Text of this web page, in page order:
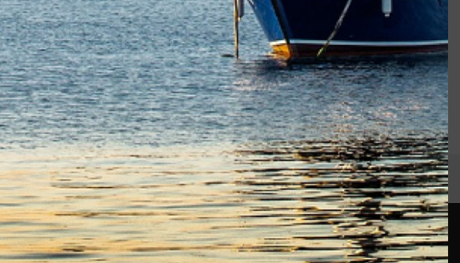
Squareline 8 torons-
Epissures
21,54 €
Manille Lyre Inox HR
28,15 €33,12 €
MXLEVO poulie textile
45,00 €
Avis (0)
avis n'a été publié pour le moment.
sécurisé
Retours faciles
Retours possibles pendant 14 jours
Service client
Du lundi au vendredi de 9h à 18h
Nos produits
Cordages
Accastillage
Notre société
Mentions légales
Plan du site
Contactez-nous
rue de la Forge
35760 ST GREGOIRE